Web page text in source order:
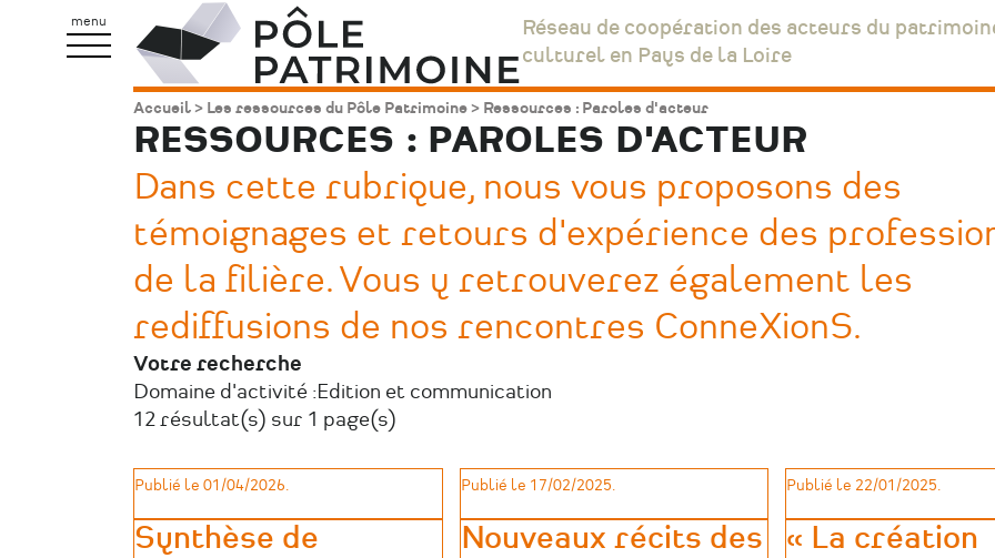
menu
Pôle
Patrimoine
Réseau de coopération des acteurs du
culturel en Pays de la Loire
Fil
d'Ariane
Accueil Les ressources du Pôle Patrimoine Ressources : Paroles d'acteur
RESSOURCES : PAROLES D'ACTEUR
Dans cette rubrique, nous vous proposons des
témoignages et retours d'expérience des
de la filière. Vous y retrouverez également les
rediffusions de nos rencontres ConneXionS.
Votre recherche
Domaine d'activité :Edition et communication
12 résultat(s) sur 1 page(s)
Publié le 01/04/2026.
Synthèse de
Publié le 17/02/2025.
Nouveaux récits des
Publié le 22/01/2025.
« La création